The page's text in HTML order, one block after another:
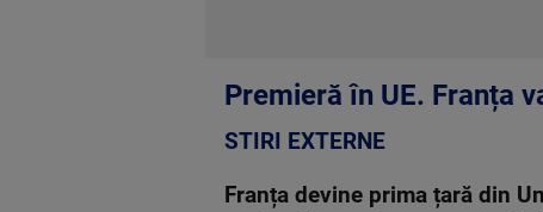
Premieră în UE. Franța
STIRI EXTERNE
Franța devine prima țară din